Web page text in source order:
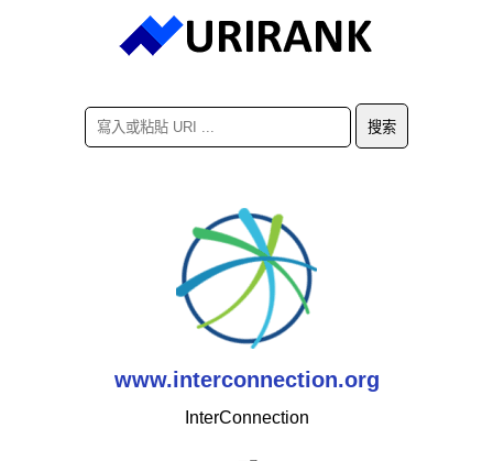
www.interconnection.org
InterConnection